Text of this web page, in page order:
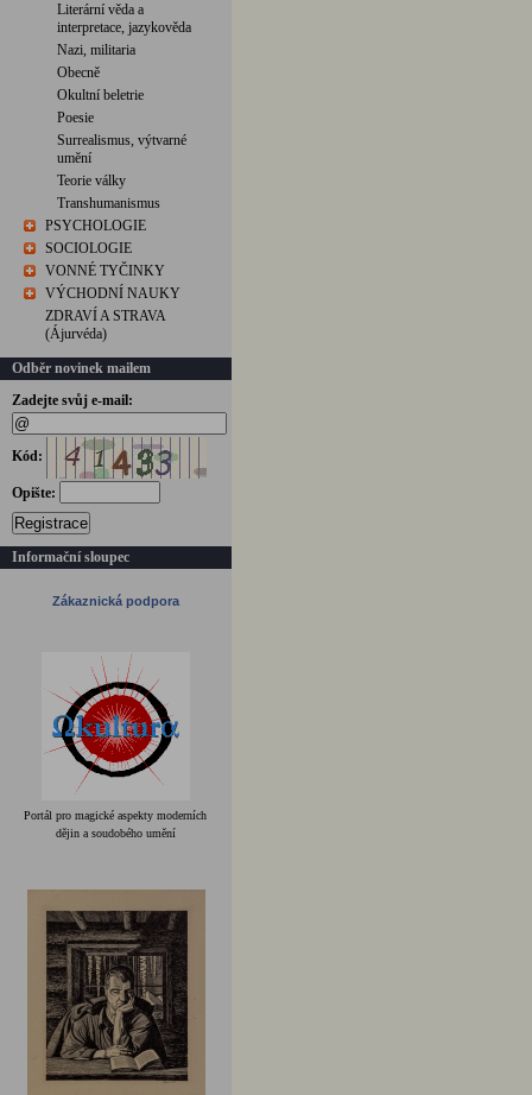
Literární věda a
interpretace, jazykověda
Nazi, militaria
Obecně
Okultní beletrie
Poesie
Surrealismus, výtvarné
umění
Teorie války
Transhumanismus
PSYCHOLOGIE
SOCIOLOGIE
VONNÉ TYČINKY
VÝCHODNÍ NAUKY
ZDRAVÍ A STRAVA
(Ájurvéda)
Odběr novinek mailem
Zadejte svůj e-mail:
Kód:
Opište:
Registrace
Informační sloupec
Zákaznická podpora
Portál pro magické aspekty moderních
dějin a soudobého umění